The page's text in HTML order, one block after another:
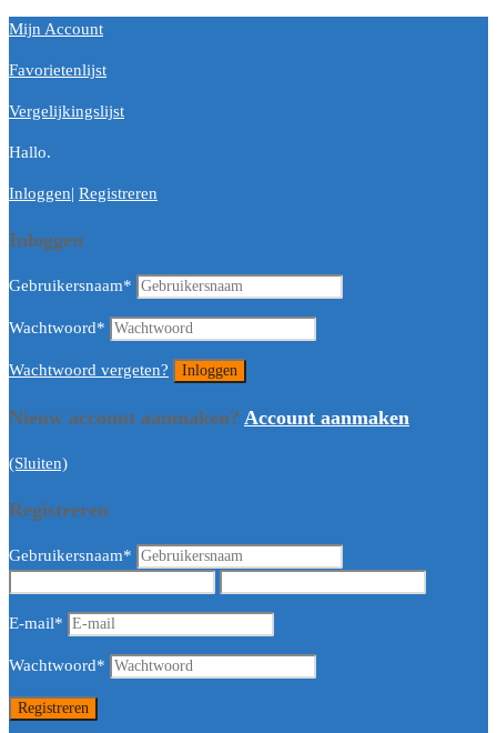
Mijn Account
Favorietenlijst
Vergelijkingslijst
Hallo.
Inloggen| Registreren
Inloggen
Gebruikersnaam*
Wachtwoord*
Wachtwoord vergeten?
Nieuw account aanmaken? Account aanmaken
(Sluiten)
Registreren
Gebruikersnaam*
E-mail*
Wachtwoord*